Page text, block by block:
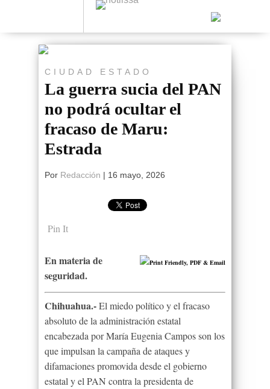
CIUDAD ESTADO
La guerra sucia del PAN
no podrá ocultar el
fracaso de Maru:
Estrada
Por Redacción | 16 mayo, 2026
Pin It
En materia de
seguridad.
Chihuahua.-El miedo político y el fracaso
absoluto de la administración estatal
encabezada por María Eugenia Campos son los
que impulsan la campaña de ataques y
difamaciones promovida desde el gobierno
estatal y el PAN contra la presidenta de